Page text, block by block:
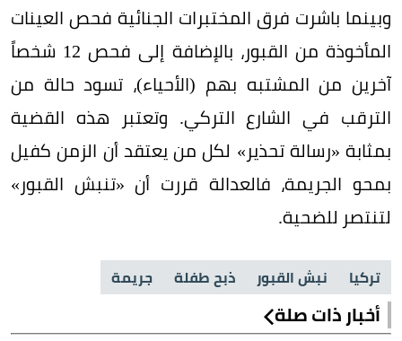
وبينما باشرت فرق المختبرات الجنائية فحص العينات
المأخوذة من القبور، بالإضافة إلى فحص 12 شخصاً
آخرين من المشتبه بهم (الأحياء)، تسود حالة من
الترقب في الشارع التركي. وتعتبر هذه القضية
بمثابة «رسالة تحذير» لكل من يعتقد أن الزمن كفيل
بمحو الجريمة، فالعدالة قررت أن «تنبش القبور»
لتنتصر للضحية.
تركيا نبش القبور ذبح طفلة جريمة
أخبار ذات صلة